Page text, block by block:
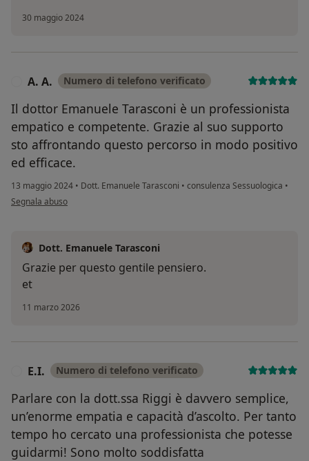
30 maggio 2024
A. A. Numero di telefono verificato
Il dottor Emanuele Tarasconi è un professionista
empatico e competente. Grazie al suo supporto
sto affrontando questo percorso in modo positivo
ed efficace.
13 maggio 2024 • Dott. Emanuele Tarasconi • consulenza Sessuologica •
secondo l'opinione dell'utente A. A.
Segnala abuso
Dott. Emanuele Tarasconi
Grazie per questo gentile pensiero.
et
11 marzo 2026
E.I. Numero di telefono verificato
Parlare con la dott.ssa Riggi è davvero semplice,
un’enorme empatia e capacità d’ascolto. Per tanto
tempo ho cercato una professionista che potesse
guidarmi! Sono molto soddisfatta